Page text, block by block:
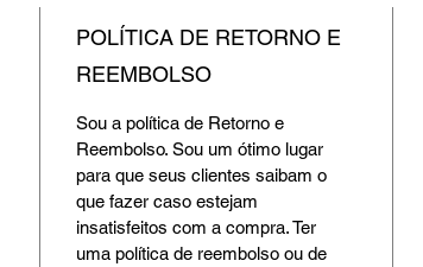
POLÍTICA DE RETORNO E
REEMBOLSO
Sou a política de Retorno e
Reembolso. Sou um ótimo lugar
para que seus clientes saibam o
que fazer caso estejam
insatisfeitos com a compra. Ter
uma política de reembolso ou de